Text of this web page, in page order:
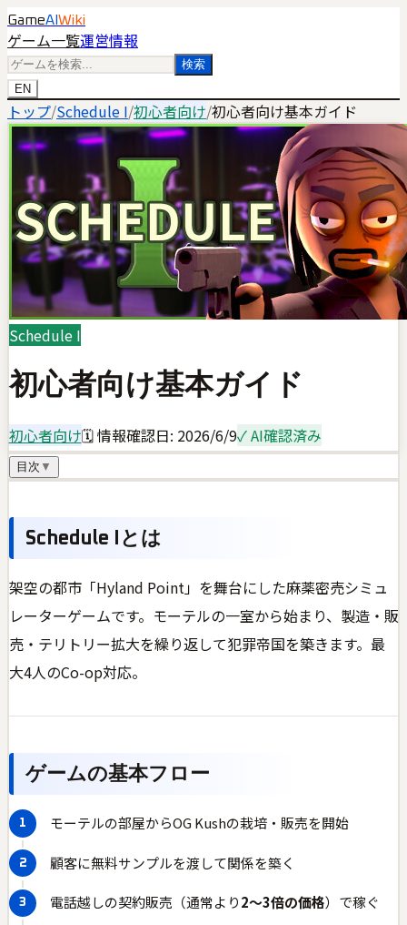
GameAI Wiki
ゲーム一覧運営情報
検索
EN
トップ/Schedule I/初心者向け/初心者向け基本ガイド
Schedule I
初心者向け基本ガイド
初心者向け🗓 情報確認日: 2026/6/9✓ AI確認済み
目次 ▼
Schedule Iとは
架空の都市「Hyland Point」を舞台にした麻薬密売シミュ
レーターゲームです。モーテルの一室から始まり、製造・販
売・テリトリー拡大を繰り返して犯罪帝国を築きます。最
大4人のCo-op対応。
ゲームの基本フロー
モーテルの部屋からOG Kushの栽培・販売を開始
顧客に無料サンプルを渡して関係を築く
電話越しの契約販売（通常より2〜3倍の価格）で稼ぐ